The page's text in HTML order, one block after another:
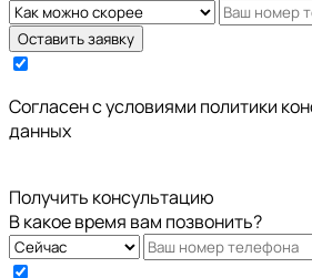
Оставить заявку
Cогласен с условиями политики
данных
Получить консультацию
В какое время вам позвонить?